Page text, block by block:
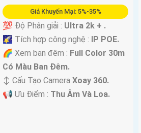
Giá Khuyến Mại: 5%-35%
💯 Độ Phân giải : Ultra 2k + .
🌠 Tích hợp công nghệ : IP POE.
🌈 Xem ban đêm : Full Color 30m
Có Màu Ban Ðêm.
↕️ Cấu Tạo CameraXoay 360.
️📢 Ưu Điểm : Thu Âm Và Loa.